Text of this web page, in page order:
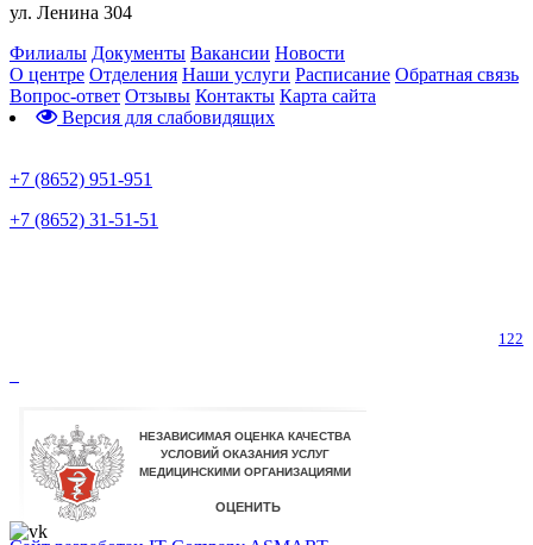
ул. Ленина 304
Филиалы Документы Вакансии Новости
О центре Отделения Наши услуги Расписание Обратная связь
Вопрос-ответ Отзывы Контакты Карта сайта
Версия для слабовидящих
+7 (8652) 951-951
+7 (8652) 31-51-51
122